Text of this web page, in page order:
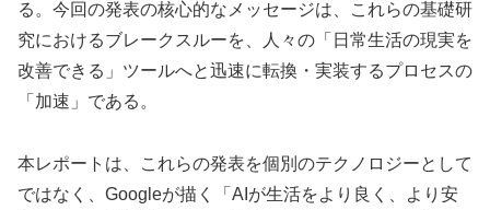
る。今回の発表の核心的なメッセージは、これらの基礎研
究におけるブレークスルーを、人々の「日常生活の現実を
改善できる」ツールへと迅速に転換・実装するプロセスの
「加速」である。
本レポートは、これらの発表を個別のテクノロジーとして
ではなく、Googleが描く「AIが生活をより良く、より安